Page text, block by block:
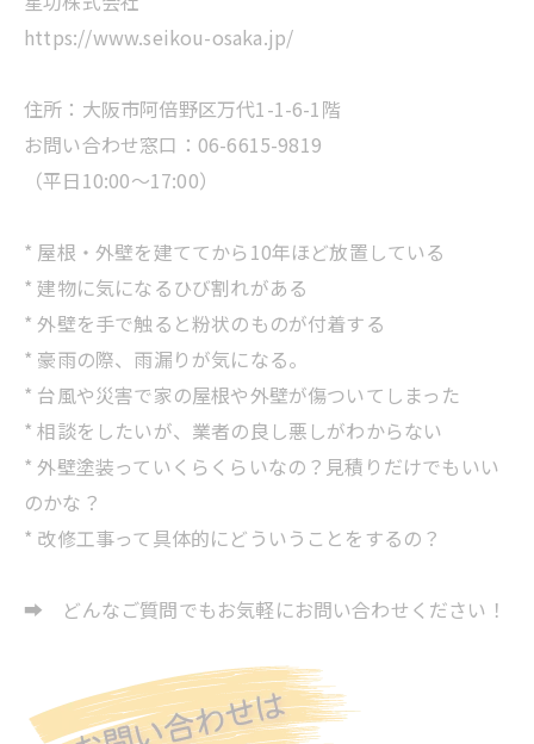
https://www.seikou-osaka.jp/
住所：大阪市阿倍野区万代1-1-6-1階
お問い合わせ窓口：06-6615-9819
（平日10:00～17:00）
* 屋根・外壁を建ててから10年ほど放置している
* 建物に気になるひび割れがある
* 外壁を手で触ると粉状のものが付着する
* 豪雨の際、雨漏りが気になる。
* 台風や災害で家の屋根や外壁が傷ついてしまった
* 相談をしたいが、業者の良し悪しがわからない
* 外壁塗装っていくらくらいなの？見積りだけでもいい
のかな？
* 改修工事って具体的にどういうことをするの？
➡ どんなご質問でもお気軽にお問い合わせください！